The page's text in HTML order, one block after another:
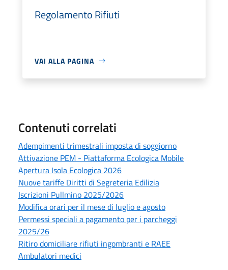
Regolamento Rifiuti
VAI ALLA PAGINA
Contenuti correlati
Adempimenti trimestrali imposta di soggiorno
Attivazione PEM - Piattaforma Ecologica Mobile
Apertura Isola Ecologica 2026
Nuove tariffe Diritti di Segreteria Edilizia
Iscrizioni Pullmino 2025/2026
Modifica orari per il mese di luglio e agosto
Permessi speciali a pagamento per i parcheggi
2025/26
Ritiro domiciliare rifiuti ingombranti e RAEE
Ambulatori medici